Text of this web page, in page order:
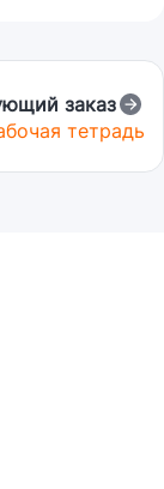
заказ
тетрадь